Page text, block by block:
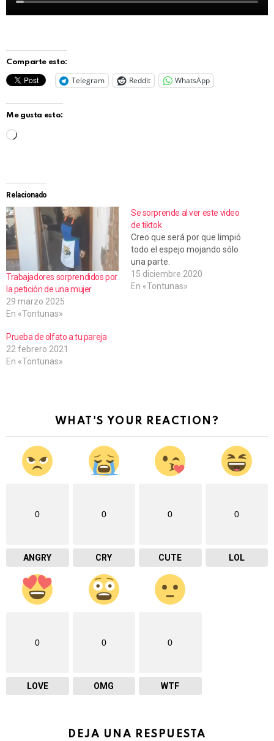
Comparte esto:
Telegram Reddit WhatsApp
Me gusta esto:
g
d
o
.
.
.
Relacionado
Trabajadores sorprendidos por
la petición de una mujer
29 marzo 2025
En «Tontunas»
Se sorprende al ver este video
de tiktok
Creo que será por que limpió
todo el espejo mojando sólo
una parte.
15 diciembre 2020
En «Tontunas»
Prueba de olfato a tu pareja
22 febrero 2021
En «Tontunas»
WHAT'S YOUR REACTION?
0
ANGRY
0
CRY
0
CUTE
0
LOL
0
LOVE
0
OMG
0
WTF
DEJA UNA RESPUESTA